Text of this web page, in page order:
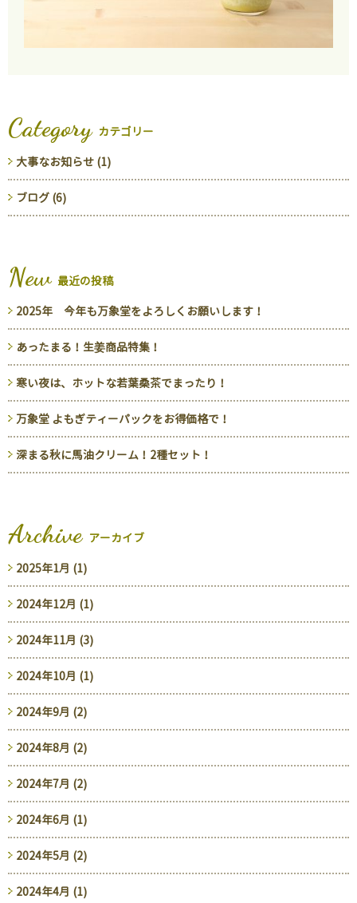
Category カテゴリー
大事なお知らせ (1)
ブログ (6)
New 最近の投稿
2025年 今年も万象堂をよろしくお願いします！
あったまる！生姜商品特集！
寒い夜は、ホットな若葉桑茶でまったり！
万象堂 よもぎティーパックをお得価格で！
深まる秋に馬油クリーム！2種セット！
Archive アーカイブ
2025年1月 (1)
2024年12月 (1)
2024年11月 (3)
2024年10月 (1)
2024年9月 (2)
2024年8月 (2)
2024年7月 (2)
2024年6月 (1)
2024年5月 (2)
2024年4月 (1)